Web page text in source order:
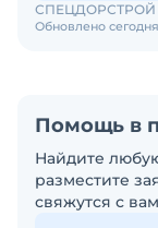
Обновлено сегодня
СПЕЦДОРСТРОЙ
Помощь в
Найдите
разместите
свяжутся с